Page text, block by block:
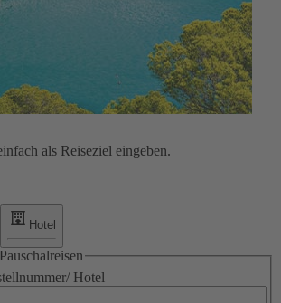
als Reiseziel eingeben.
Hotel
Hotel